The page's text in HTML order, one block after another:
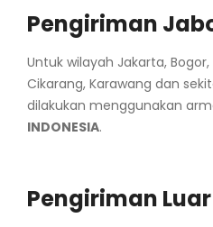
Pengiriman
Untuk wilayah Jakarta,
Cikarang, Karawang dan
dilakukan menggunakan
INDONESIA.
Pengiriman